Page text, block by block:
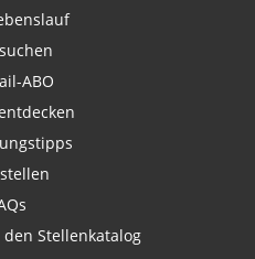
ABO
Stellenkatalog